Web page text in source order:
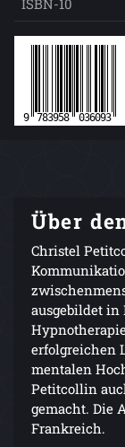
ISBN-10
Über
Christel
ausgebildet in
erfolgreichen
mentalen
Petitcollin
gemacht. Die
Frankreich.